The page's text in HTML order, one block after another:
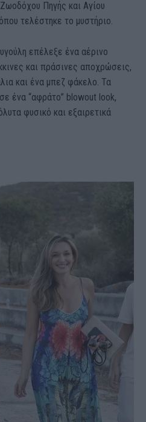
Πηγής και Αγίου
τελέστηκε το μυστήριο.
επέλεξε ένα αέρινο
και πράσινες αποχρώσεις,
και ένα μπεζ φάκελο. Τα
ένα “αφράτο” blowout look,
φυσικό και εξαιρετικά